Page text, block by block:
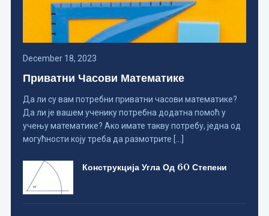
December 18, 2023
Приватни Часови Математике
Да ли су вам потребни приватни часови математике?
Да ли је вашем ученику потребна додатна помоћ у
учењу математике? Ако имате такву потребу, једна од
могућности коју треба да размотрите […]
Конструкција Угла Од 60 Степени